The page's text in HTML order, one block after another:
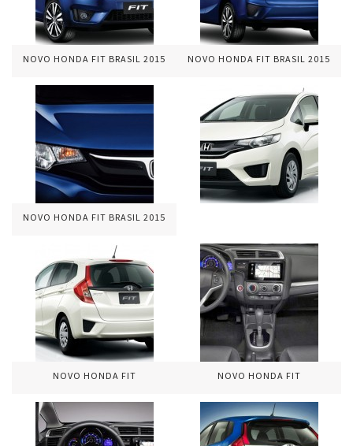
NOVO HONDA FIT BRASIL 2015 NOVO HONDA FIT BRASIL 2015
NOVO HONDA FIT BRASIL 2015
NOVO HONDA FIT NOVO HONDA FIT